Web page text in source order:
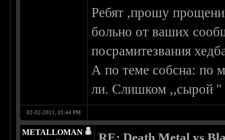
Ребят ,прошу
больно от ваших
посрамитезвания
А по теме собсна: по
ли. Слишком ,,сырой ''
02-02-2011, 01:44 PM
METALLOMAN RE: Death Metal vs